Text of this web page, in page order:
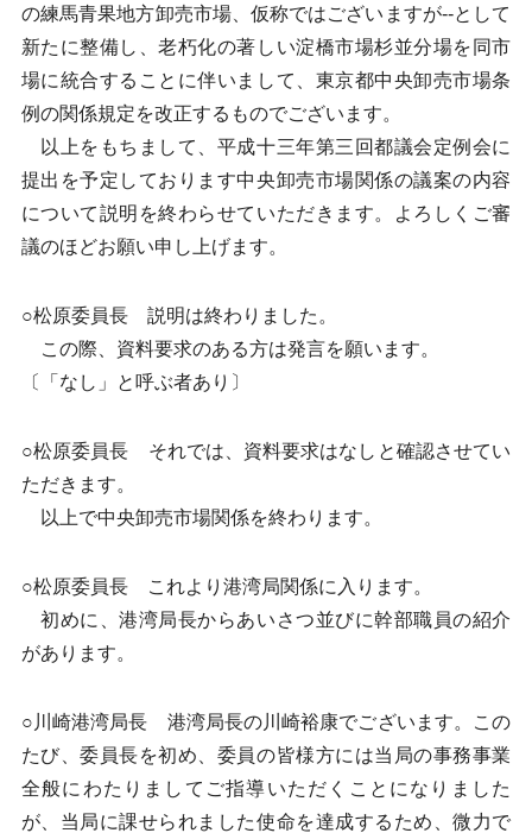
の練馬青果地方卸売市場、仮称ではございますが--として
新たに整備し、老朽化の著しい淀橋市場杉並分場を同市
場に統合することに伴いまして、東京都中央卸売市場条
例の関係規定を改正するものでございます。
以上をもちまして、平成十三年第三回都議会定例会に
提出を予定しております中央卸売市場関係の議案の内容
について説明を終わらせていただきます。よろしくご審
議のほどお願い申し上げます。
○松原委員長 説明は終わりました。
この際、資料要求のある方は発言を願います。
〔「なし」と呼ぶ者あり〕
○松原委員長 それでは、資料要求はなしと確認させてい
ただきます。
以上で中央卸売市場関係を終わります。
○松原委員長 これより港湾局関係に入ります。
初めに、港湾局長からあいさつ並びに幹部職員の紹介
があります。
○川崎港湾局長 港湾局長の川崎裕康でございます。この
たび、委員長を初め、委員の皆様方には当局の事務事業
全般にわたりましてご指導いただくことになりました
が、当局に課せられました使命を達成するため、微力で